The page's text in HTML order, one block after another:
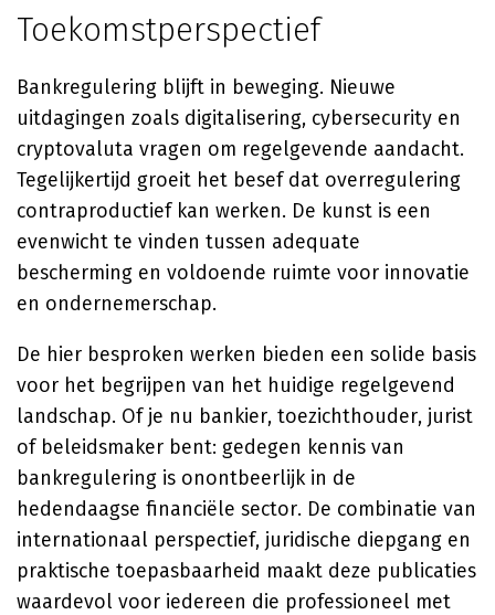
Toekomstperspectief
Bankregulering blijft in beweging. Nieuwe
uitdagingen zoals digitalisering, cybersecurity en
cryptovaluta vragen om regelgevende aandacht.
Tegelijkertijd groeit het besef dat overregulering
contraproductief kan werken. De kunst is een
evenwicht te vinden tussen adequate
bescherming en voldoende ruimte voor innovatie
en ondernemerschap.
De hier besproken werken bieden een solide basis
voor het begrijpen van het huidige regelgevend
landschap. Of je nu bankier, toezichthouder, jurist
of beleidsmaker bent: gedegen kennis van
bankregulering is onontbeerlijk in de
hedendaagse financiële sector. De combinatie van
internationaal perspectief, juridische diepgang en
praktische toepasbaarheid maakt deze publicaties
waardevol voor iedereen die professioneel met